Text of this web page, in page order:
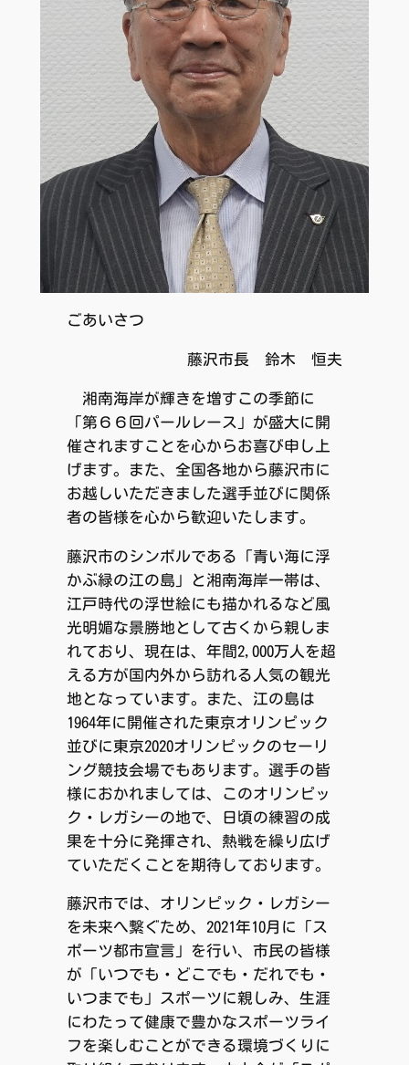
ごあいさつ
藤沢市長 鈴木 恒夫
湘南海岸が輝きを増すこの季節に
「第６６回パールレース」が盛大に開
催されますことを心からお喜び申し上
げます。また、全国各地から藤沢市に
お越しいただきました選手並びに関係
者の皆様を心から歓迎いたします。
藤沢市のシンボルである「青い海に浮
かぶ緑の江の島」と湘南海岸一帯は、
江戸時代の浮世絵にも描かれるなど風
光明媚な景勝地として古くから親しま
れており、現在は、年間2,000万人を超
える方が国内外から訪れる人気の観光
地となっています。また、江の島は
1964年に開催された東京オリンピック
並びに東京2020オリンピックのセーリ
ング競技会場でもあります。選手の皆
様におかれましては、このオリンピッ
ク・レガシーの地で、日頃の練習の成
果を十分に発揮され、熱戦を繰り広げ
ていただくことを期待しております。
藤沢市では、オリンピック・レガシー
を未来へ繋ぐため、2021年10月に「ス
ポーツ都市宣言」を行い、市民の皆様
が「いつでも・どこでも・だれでも・
いつまでも」スポーツに親しみ、生涯
にわたって健康で豊かなスポーツライ
フを楽しむことができる環境づくりに